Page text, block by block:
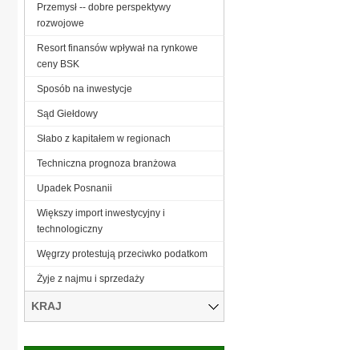
Przemysł -- dobre perspektywy
rozwojowe
Resort finansów wpływał na rynkowe
ceny BSK
Sposób na inwestycje
Sąd Giełdowy
Słabo z kapitałem w regionach
Techniczna prognoza branżowa
Upadek Posnanii
Większy import inwestycyjny i
technologiczny
Węgrzy protestują przeciwko podatkom
Żyje z najmu i sprzedaży
KRAJ